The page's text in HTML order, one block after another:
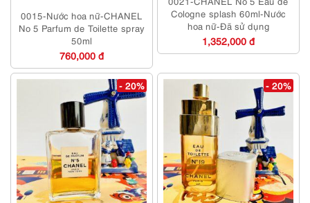
0015-Nước hoa nữ-CHANEL
No 5 Parfum de Toilette spray
50ml
760,000 đ
Cologne splash 60ml-Nước
hoa nữ-Đã sử dụng
1,352,000 đ
- 20% - 20%